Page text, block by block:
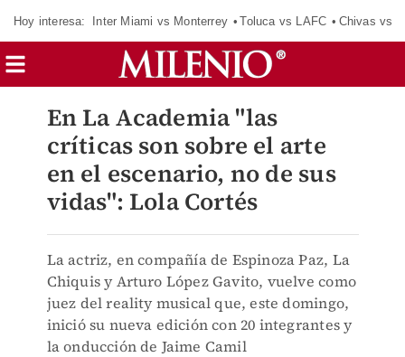
Hoy interesa: Inter Miami vs Monterrey Toluca vs LAFC Chivas vs
En La Academia "las
críticas son sobre el arte
en el escenario, no de sus
vidas": Lola Cortés
La actriz, en compañía de Espinoza Paz, La
Chiquis y Arturo López Gavito, vuelve como
juez del reality musical que, este domingo,
inició su nueva edición con 20 integrantes y
la onducción de Jaime Camil